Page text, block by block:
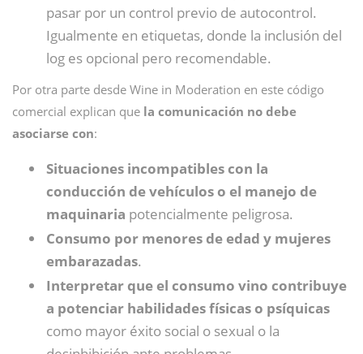
pasar por un control previo de autocontrol.
Igualmente en etiquetas, donde la inclusión del
log es opcional pero recomendable.
Por otra parte desde Wine in Moderation en este código
comercial explican que la comunicación no debe
asociarse con:
Situaciones incompatibles con la
conducción de vehículos o el manejo de
maquinaria potencialmente peligrosa.
Consumo por menores de edad y mujeres
embarazadas.
Interpretar que el consumo vino contribuye
a potenciar habilidades físicas o psíquicas
como mayor éxito social o sexual o la